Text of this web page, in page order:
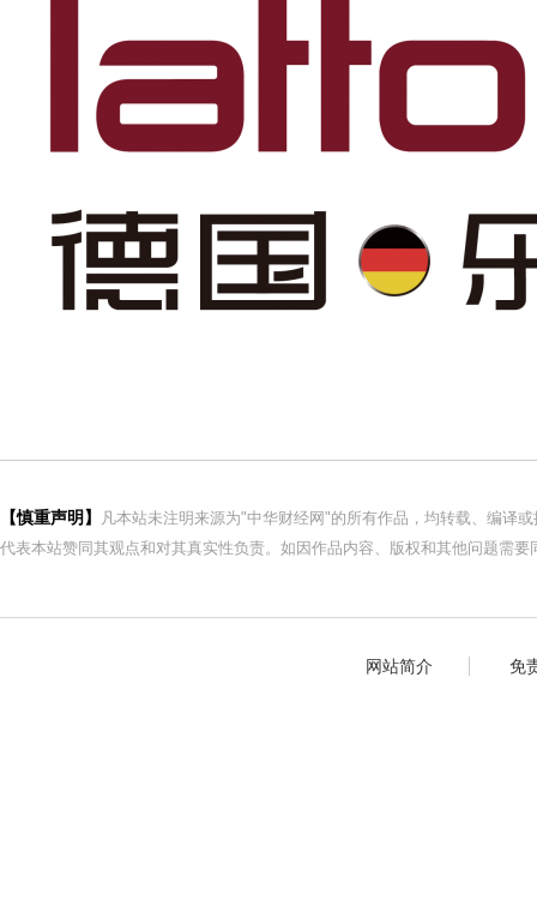
【慎重声明】
凡本站未注明来源为"中华财经网"的所有作品，均转载、编译
代表本站赞同其观点和对其真实性负责。如因作品内容、版权和其他问题需
网站简介 免